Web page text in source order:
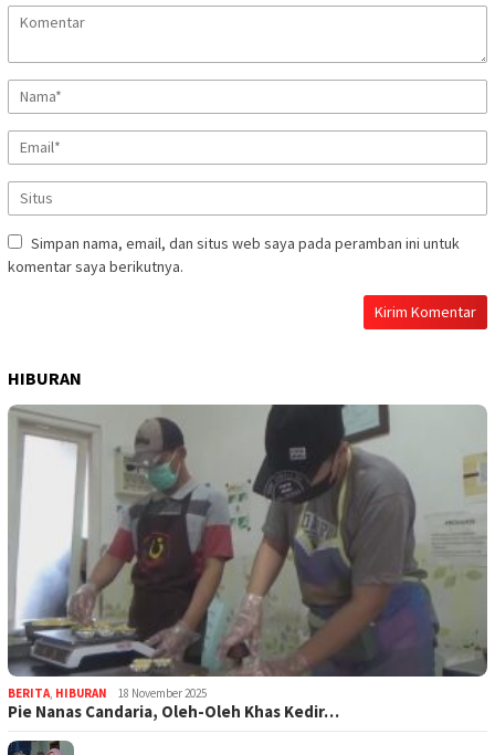
Simpan nama, email, dan situs web saya pada peramban ini untuk
komentar saya berikutnya.
HIBURAN
BERITA, HIBURAN 18 November 2025
Pie Nanas Candaria, Oleh-Oleh Khas Kedir…